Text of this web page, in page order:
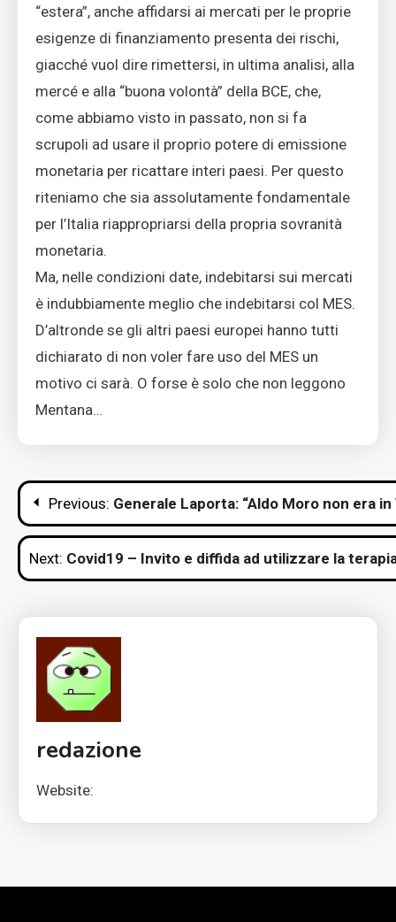
“estera”, anche affidarsi ai mercati per le proprie
esigenze di finanziamento presenta dei rischi,
giacché vuol dire rimettersi, in ultima analisi, alla
mercé e alla “buona volontà” della BCE, che,
come abbiamo visto in passato, non si fa
scrupoli ad usare il proprio potere di emissione
monetaria per ricattare interi paesi. Per questo
riteniamo che sia assolutamente fondamentale
per l’Italia riappropriarsi della propria sovranità
monetaria.
Ma, nelle condizioni date, indebitarsi sui mercati
è indubbiamente meglio che indebitarsi col MES.
D’altronde se gli altri paesi europei hanno tutti
dichiarato di non voler fare uso del MES un
motivo ci sarà. O forse è solo che non leggono
Mentana…
Navigazione
articoli
Previous: Generale Laporta: “Aldo Moro non era
Next: Covid19 – Invito e diffida ad utilizzare la
redazione
Website: